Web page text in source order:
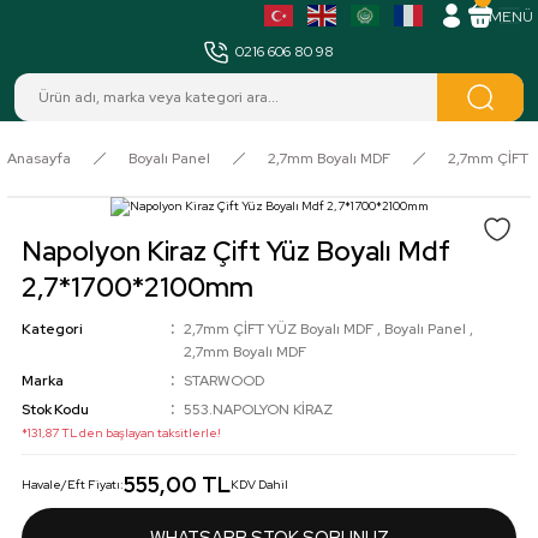
0216 606 80 98
Anasayfa Boyalı Panel 2,7mm Boyalı MDF 2,7mm ÇİFT
Napolyon Kiraz Çift Yüz Boyalı Mdf
2,7*1700*2100mm
Kategori 2,7mm ÇİFT YÜZ Boyalı MDF , Boyalı Panel ,
2,7mm Boyalı MDF
Marka
STARWOOD
Stok Kodu
553.NAPOLYON KİRAZ
*131,87 TL den başlayan taksitlerle!
Havale/Eft Fiyatı:555,00 TLKDV Dahil